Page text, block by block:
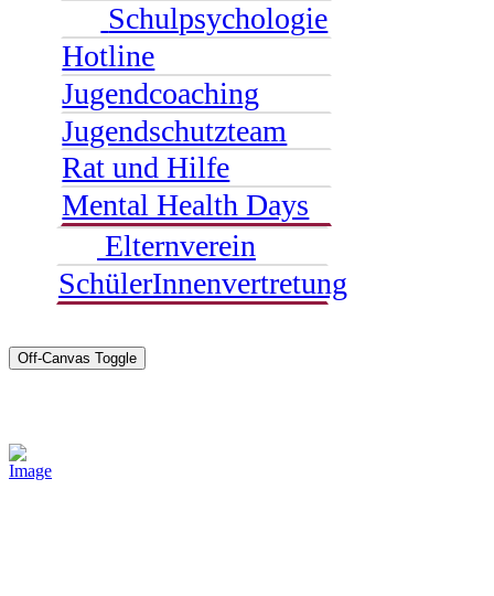
Schulpsychologie
Hotline
Jugendcoaching
Jugendschutzteam
Rat und Hilfe
Mental Health Days
Elternverein
SchülerInnenvertretung
Off-Canvas Toggle